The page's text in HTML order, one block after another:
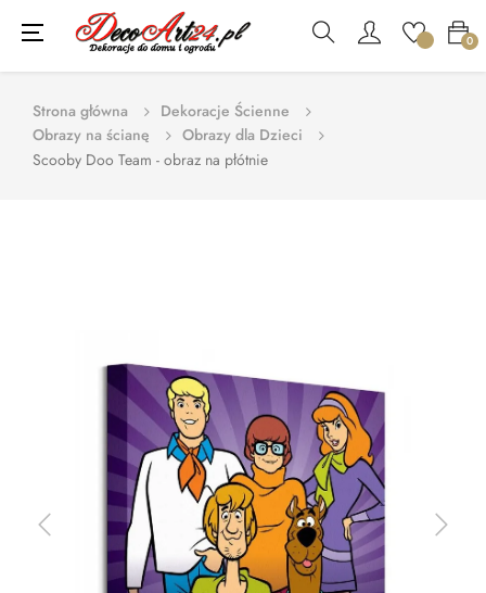
0
Toggle
navigation
☰
Strona główna
Dekoracje Ścienne
Obrazy na ścianę
Obrazy dla Dzieci
Scooby Doo Team - obraz na płótnie